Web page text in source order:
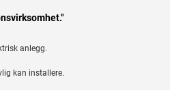
anlegg.
kan installere.